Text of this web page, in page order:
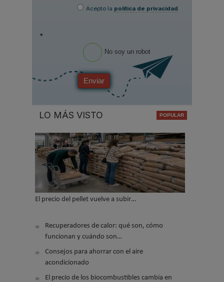
Acepto la política de privacidad.
*
No soy un robot
Enviar
LO MÁS VISTO
El precio del pellet vuelve a subir…
Recuperadores de calor: qué son, cómo
funcionan y cuándo son…
Consejos para ahorrar con el aire
acondicionado
El precio de los biocombustibles cambia en